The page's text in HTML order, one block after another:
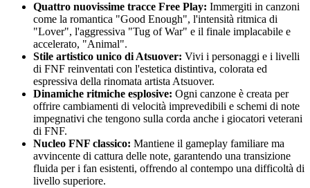
Quattro nuovissime tracce Free Play: Immergiti in canzoni
come la romantica "Good Enough", l'intensità ritmica di
"Lover", l'aggressiva "Tug of War" e il finale implacabile e
accelerato, "Animal".
Stile artistico unico di Atsuover: Vivi i personaggi e i livelli
di FNF reinventati con l'estetica distintiva, colorata ed
espressiva della rinomata artista Atsuover.
Dinamiche ritmiche esplosive: Ogni canzone è creata per
offrire cambiamenti di velocità imprevedibili e schemi di note
impegnativi che tengono sulla corda anche i giocatori veterani
di FNF.
Nucleo FNF classico: Mantiene il gameplay familiare ma
avvincente di cattura delle note, garantendo una transizione
fluida per i fan esistenti, offrendo al contempo una difficoltà di
livello superiore.